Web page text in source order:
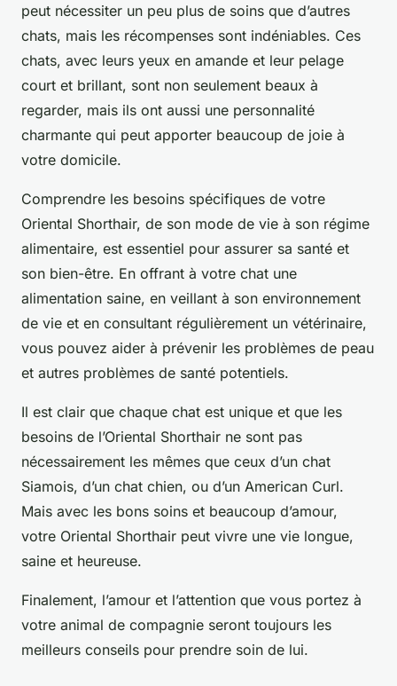
peut nécessiter un peu plus de soins que d’autres
chats, mais les récompenses sont indéniables. Ces
chats, avec leurs yeux en amande et leur pelage
court et brillant, sont non seulement beaux à
regarder, mais ils ont aussi une personnalité
charmante qui peut apporter beaucoup de joie à
votre domicile.
Comprendre les besoins spécifiques de votre
Oriental Shorthair, de son mode de vie à son régime
alimentaire, est essentiel pour assurer sa santé et
son bien-être. En offrant à votre chat une
alimentation saine, en veillant à son environnement
de vie et en consultant régulièrement un vétérinaire,
vous pouvez aider à prévenir les problèmes de peau
et autres problèmes de santé potentiels.
Il est clair que chaque chat est unique et que les
besoins de l’Oriental Shorthair ne sont pas
nécessairement les mêmes que ceux d’un chat
Siamois, d’un chat chien, ou d’un American Curl.
Mais avec les bons soins et beaucoup d’amour,
votre Oriental Shorthair peut vivre une vie longue,
saine et heureuse.
Finalement, l’amour et l’attention que vous portez à
votre animal de compagnie seront toujours les
meilleurs conseils pour prendre soin de lui.